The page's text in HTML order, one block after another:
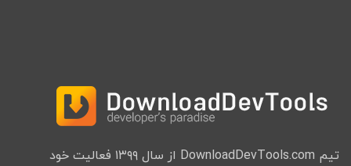
تیم DownloadDevTools.com از سال ۱۳۹۹ فعالیت خود